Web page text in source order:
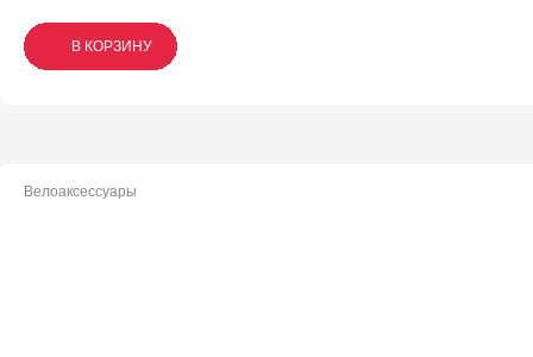
В КОРЗИНУ
В КОРЗИНУ
В КОРЗИНУ
Велоаксессуары